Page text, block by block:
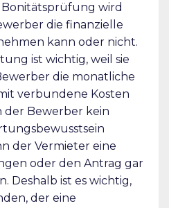
Bonitätsprüfung wird
die finanzielle
kann oder nicht.
ist wichtig, weil sie
die monatliche
verbundene Kosten
der Bewerber kein
der Vermieter eine
oder den Antrag gar
Deshalb ist es wichtig,
der eine